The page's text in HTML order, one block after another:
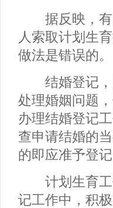
据反映，有
人索取计划生
做法是错误的。
结婚登记，
处理婚姻问题
办理结婚登记
查申请结婚的
的即应准予登
计划生育工
记工作中，积